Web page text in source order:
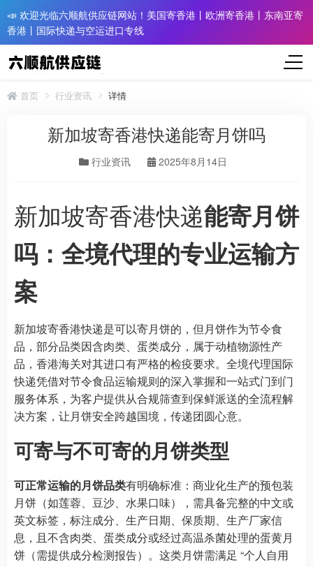
📣 欢迎光临六顺航供应链网站！美国寄香港丨欧洲寄香港丨东南亚寄
香港丨国际快递与空运进口专线
首页 行业资讯 详情
新加坡寄香港快递能寄月饼吗
行业资讯 2025年8月14日
新加坡寄香港快递能寄月饼
吗：全境代理的专业运输方
案
新加坡寄香港快递是可以寄月饼的，但月饼作为节令食
品，部分品类因含肉类、蛋类成分，属于动植物源性产
品，香港海关对其进口有严格的检疫要求。全境代理国际
快递凭借对节令食品运输规则的深入掌握和一站式门到门
服务体系，为客户提供从合规筛查到保鲜派送的全流程解
决方案，让月饼安全跨越国境，传递团圆心意。
可寄与不可寄的月饼类型
可正常运输的月饼品类有明确标准：商业化生产的预包装
月饼（如莲蓉、豆沙、水果口味），需具备完整的中文或
英文标签，标注成分、生产日期、保质期、生产厂家信
息，且不含肉类、蛋类成分或经过高温杀菌处理的蛋黄月
饼（需提供成分检测报告）。这类月饼需满足 “个人自用